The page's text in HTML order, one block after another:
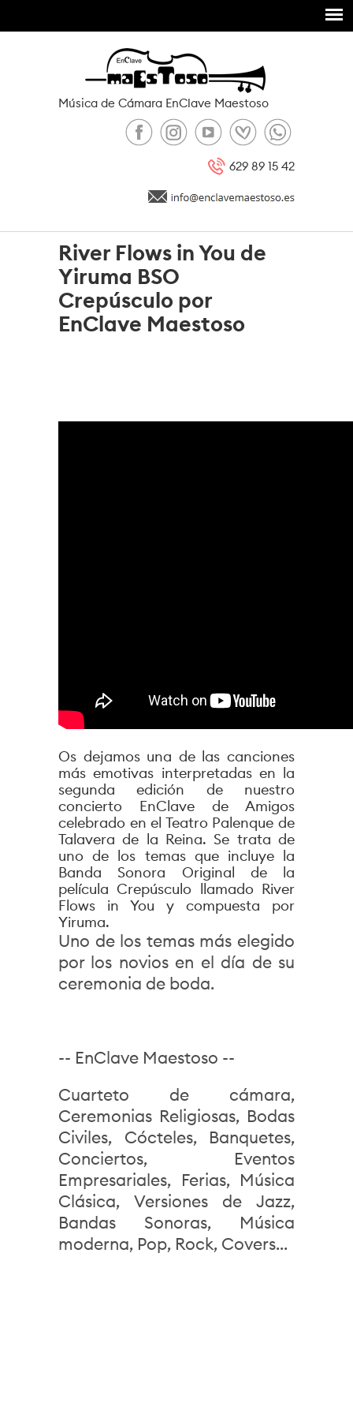
Música de Cámara EnClave Maestoso
629 89 15 42
River Flows in You de
Yiruma BSO
Crepúsculo por
EnClave Maestoso
Os dejamos una de las canciones
más emotivas interpretadas en la
segunda edición de nuestro
concierto EnClave de Amigos
celebrado en el Teatro Palenque de
Talavera de la Reina. Se trata de
uno de los temas que incluye la
Banda Sonora Original de la
película Crepúsculo llamado River
Flows in You y compuesta por
Yiruma.
Uno de los temas más elegido
por los novios en el día de su
ceremonia de boda.
-- EnClave Maestoso --
Cuarteto de cámara,
Ceremonias Religiosas, Bodas
Civiles, Cócteles, Banquetes,
Conciertos, Eventos
Empresariales, Ferias, Música
Clásica, Versiones de Jazz,
Bandas Sonoras, Música
moderna, Pop, Rock, Covers...